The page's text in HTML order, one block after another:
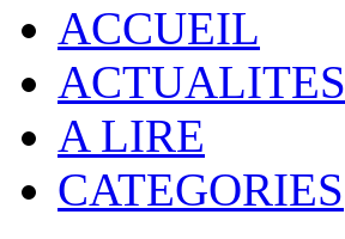
ACCUEIL
ACTUALITES
A LIRE
CATEGORIES